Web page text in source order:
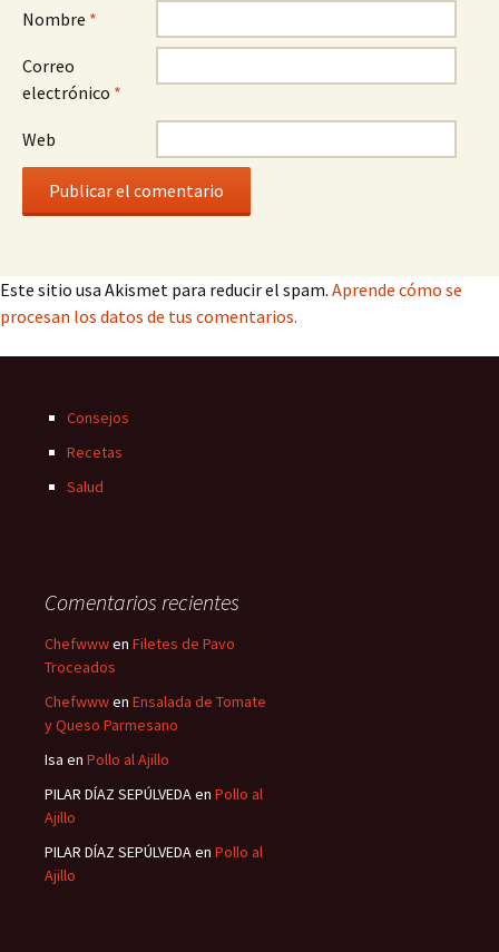
Nombre *
Correo
electrónico *
Web
Este sitio usa Akismet para reducir el spam. Aprende cómo se
procesan los datos de tus comentarios.
Consejos
Recetas
Salud
Comentarios recientes
Chefwwwen Filetes de Pavo
Troceados
Chefwwwen Ensalada de Tomate
y Queso Parmesano
Isa en Pollo al Ajillo
PILAR DÍAZ SEPÚLVEDAen Pollo al
Ajillo
PILAR DÍAZ SEPÚLVEDAen Pollo al
Ajillo